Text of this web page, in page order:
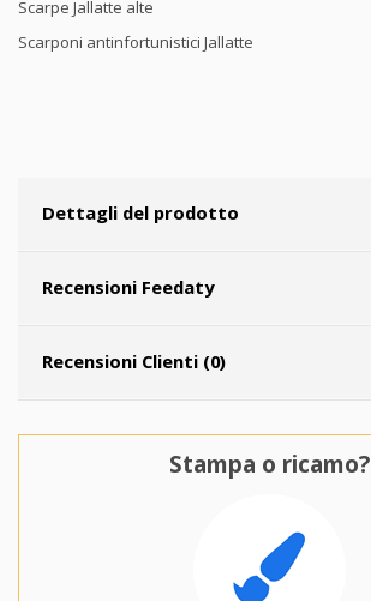
Scarpe Jallatte alte
Scarponi antinfortunistici Jallatte
Dettagli del prodotto
Recensioni Feedaty
Recensioni Clienti (0)
Stampa o ricamo?